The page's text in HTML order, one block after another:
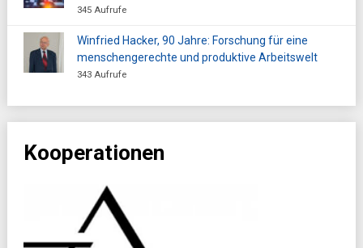
345 Aufrufe
Winfried Hacker, 90 Jahre: Forschung für eine
menschengerechte und produktive Arbeitswelt
343 Aufrufe
Kooperationen